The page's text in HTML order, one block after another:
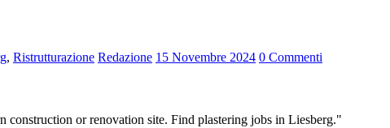
, Ristrutturazione Redazione 15 Novembre 2024 0 Commenti